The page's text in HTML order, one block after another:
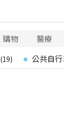
購物 醫療
(19) 公共自